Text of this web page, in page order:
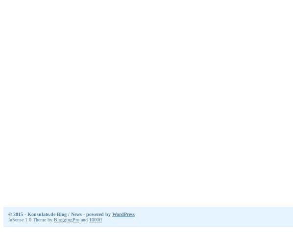
© 2015 - Konsulate.de Blog / News - powered by WordPress
InSense 1.0 Theme by BloggingPro and 1000ff